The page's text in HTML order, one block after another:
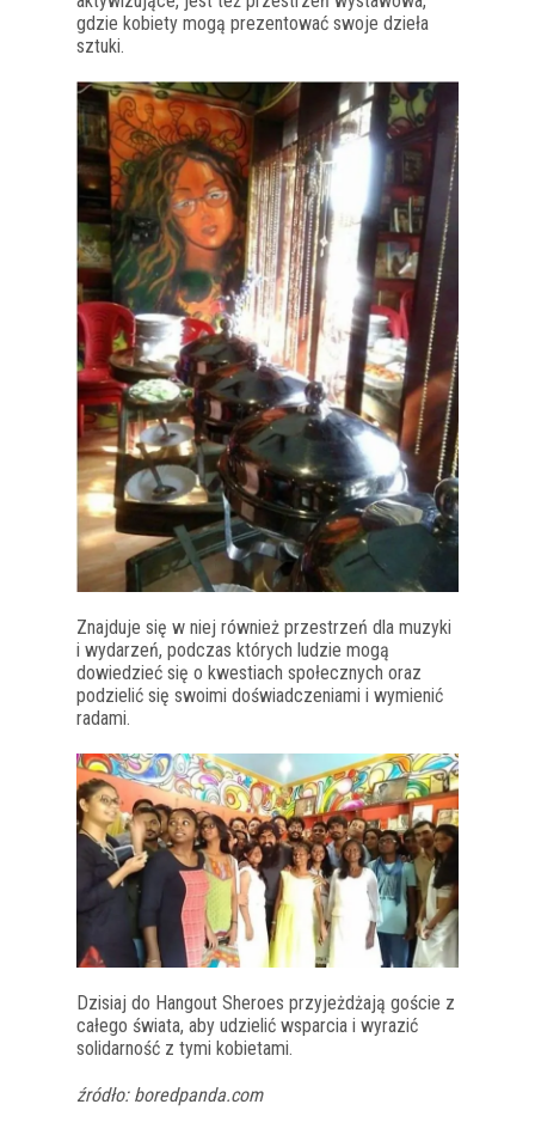
gdzie kobiety mogą prezentować swoje dzieła
sztuki.
Znajduje się w niej również przestrzeń dla muzyki
i wydarzeń, podczas których ludzie mogą
dowiedzieć się o kwestiach społecznych oraz
podzielić się swoimi doświadczeniami i wymienić
radami.
Dzisiaj do Hangout Sheroes przyjeżdżają goście z
całego świata, aby udzielić wsparcia i wyrazić
solidarność z tymi kobietami.
źródło: boredpanda.com